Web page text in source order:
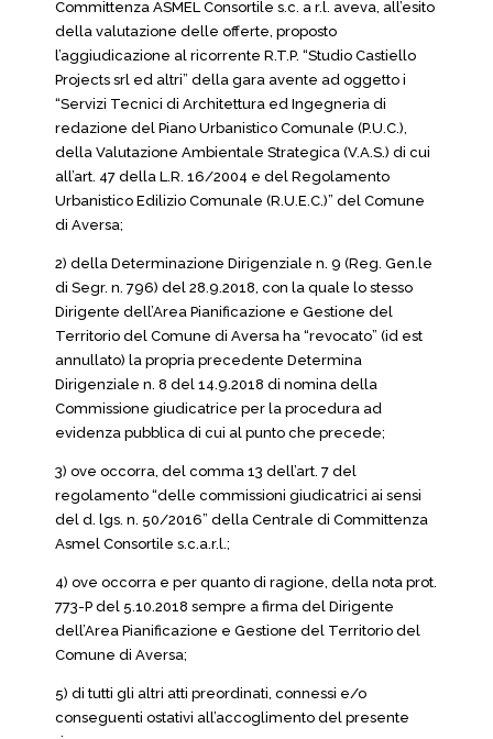
Committenza ASMEL Consortile s.c. a r.l. aveva, all’esito
della valutazione delle offerte, proposto
l’aggiudicazione al ricorrente R.T.P. “Studio Castiello
Projects srl ed altri” della gara avente ad oggetto i
“Servizi Tecnici di Architettura ed Ingegneria di
redazione del Piano Urbanistico Comunale (P.U.C.),
della Valutazione Ambientale Strategica (V.A.S.) di cui
all’art. 47 della L.R. 16/2004 e del Regolamento
Urbanistico Edilizio Comunale (R.U.E.C.)” del Comune
di Aversa;
2) della Determinazione Dirigenziale n. 9 (Reg. Gen.le
di Segr. n. 796) del 28.9.2018, con la quale lo stesso
Dirigente dell’Area Pianificazione e Gestione del
Territorio del Comune di Aversa ha “revocato” (id est
annullato) la propria precedente Determina
Dirigenziale n. 8 del 14.9.2018 di nomina della
Commissione giudicatrice per la procedura ad
evidenza pubblica di cui al punto che precede;
3) ove occorra, del comma 13 dell’art. 7 del
regolamento “delle commissioni giudicatrici ai sensi
del d. lgs. n. 50/2016” della Centrale di Committenza
Asmel Consortile s.c.a.r.l.;
4) ove occorra e per quanto di ragione, della nota prot.
773-P del 5.10.2018 sempre a firma del Dirigente
dell’Area Pianificazione e Gestione del Territorio del
Comune di Aversa;
5) di tutti gli altri atti preordinati, connessi e/o
conseguenti ostativi all’accoglimento del presente